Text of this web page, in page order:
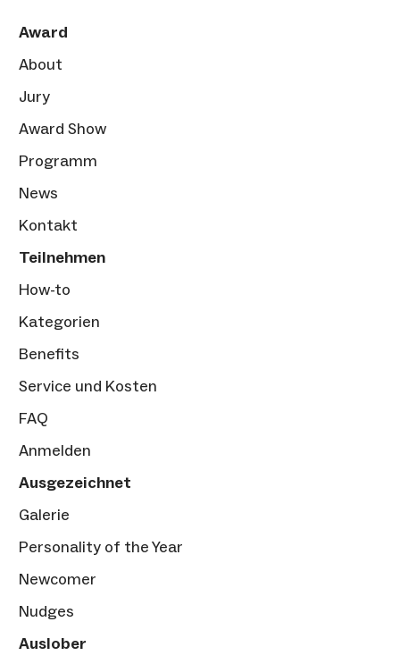
Award
About
Jury
Award Show
Programm
News
Kontakt
Teilnehmen
How-to
Kategorien
Benefits
Service und Kosten
FAQ
Anmelden
Ausgezeichnet
Galerie
Personality of the Year
Newcomer
Nudges
Auslober